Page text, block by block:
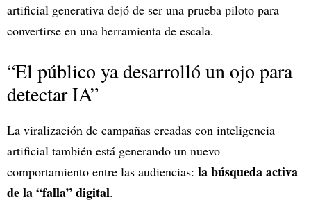
artificial generativa dejó de ser una prueba piloto para
convertirse en una herramienta de escala.
“El público ya desarrolló un ojo para
detectar IA”
La viralización de campañas creadas con inteligencia
artificial también está generando un nuevo
comportamiento entre las audiencias: la búsqueda activa
de la “falla” digital.